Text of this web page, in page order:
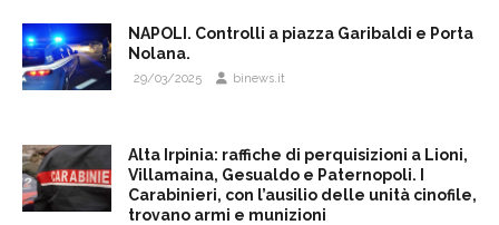
NAPOLI. Controlli a piazza Garibaldi e Porta
Nolana.
29/03/2025 binews.it
Alta Irpinia: raffiche di perquisizioni a Lioni,
Villamaina, Gesualdo e Paternopoli. I
Carabinieri, con l’ausilio delle unità cinofile,
trovano armi e munizioni